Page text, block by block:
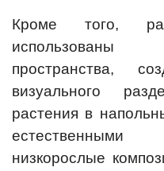
Кроме того,
пространства,
визуального
растения в
низкорослые